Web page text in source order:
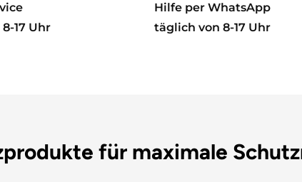
17 Uhr
Hilfe per WhatsApp
täglich von 8-17 Uhr
für maximale